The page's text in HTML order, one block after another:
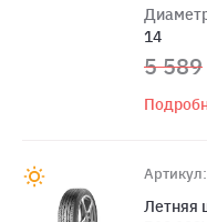
14
5 589
Летняя